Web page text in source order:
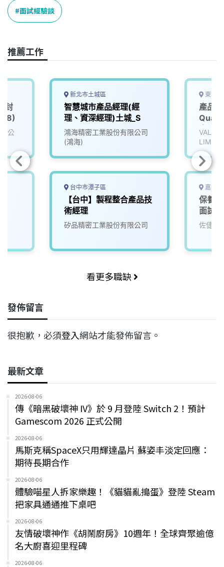
o
o
面試經驗談
推薦工作
封
公
新北市土城區
智慧城市產品經理(經
理、資深經理)土城_S
鴻海精密工業股份有限公司
(鴻海)
台中市潭子區
【台中】製程整合產品技
術經理
矽品精密工業股份有限公司
東南
產品
南)
嘉義
保養
面試)
佐倢企
看更多職缺
發佈留言
很抱歉，必須登入網站才能發佈留言。
最新文章
2026-08-06
傳《暗黑破壞神 IV》於 9 月登陸 Switch 2！預計
Gamescom 2026 正式公開
2026-08-06
馬斯克稱SpaceX只用輝達晶片 蘇姿丰淡定回應：
期待長期合作
2026-08-06
體驗喵星人拆家樂趣！《貓貓亂搗蛋》登陸 Steam
把家具通通推下桌吧
2026-08-06
友情破壞神作《胡鬧廚房》10週年！全球齊聚逾億
名大廚喜迎里程碑
2026-08-06